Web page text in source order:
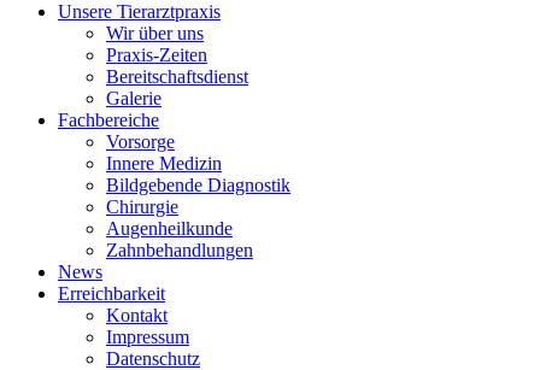
Unsere Tierarztpraxis
Wir über uns
Praxis-Zeiten
Bereitschaftsdienst
Galerie
Fachbereiche
Vorsorge
Innere Medizin
Bildgebende Diagnostik
Chirurgie
Augenheilkunde
Zahnbehandlungen
News
Erreichbarkeit
Kontakt
Impressum
Datenschutz